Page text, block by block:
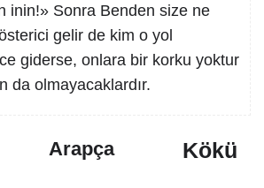
inin!» Sonra Benden size ne
gelir de kim o yol
giderse, onlara bir korku yoktur
da olmayacaklardır.
Arapça Kökü